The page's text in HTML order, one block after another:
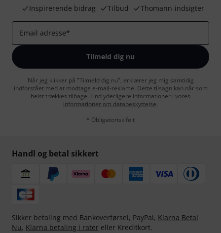
Inspirerende bidrag
Tilbud Thomann-indsigter
Email adresse*
Tilmeld dig nu
Når jeg klikker på "Tilmeld dig nu", erklærer jeg mig samtidig
indforstået med at modtage e-mail-reklame. Dette tilsagn kan når som
helst trækkes tilbage. Find yderligere informationer i vores
informationer om databeskyttelse.
* Obligatorisk felt
Handl og betal sikkert
Sikker betaling med Bankoverførsel, PayPal, Klarna Betal
Nu, Klarna betaling i rater eller Kreditkort.